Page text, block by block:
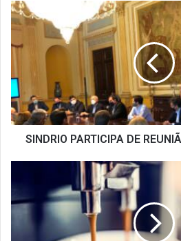
SINDRIO
PARTICIPA
REUNIÃO
PREFEITURA
SINDRIO PARTICIPA DE
CONSUMO